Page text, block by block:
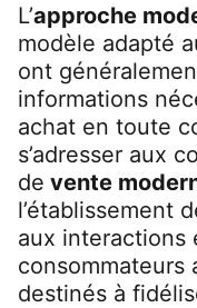
L’approche
modèle adapté
ont
informations
achat en toute
s’adresser aux
de vente
l’établissement
aux interactions
consommateurs
destinés à